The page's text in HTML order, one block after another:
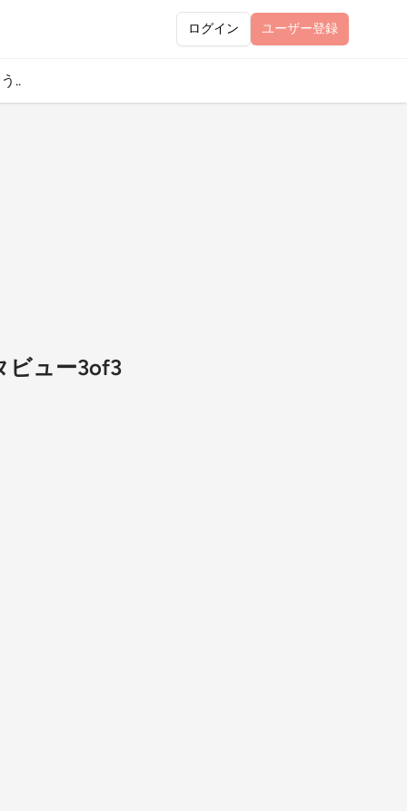
ログイン ユーザー登録
..
ビュー3of3